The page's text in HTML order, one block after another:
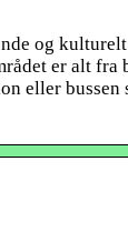
og
er alt fra
eller bussen